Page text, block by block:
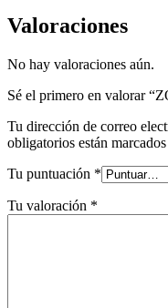
Valoraciones
No hay valoraciones aún.
Sé el primero en valorar
Tu dirección de correo
obligatorios están
Tu puntuación *
Tu valoración *